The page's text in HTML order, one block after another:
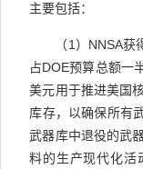
主要包括：
（1 ） NNSA获
占DOE预算总额一
美元用于推进美国
库存，以确保所有
武器库中退役的武
料的生产现代化活